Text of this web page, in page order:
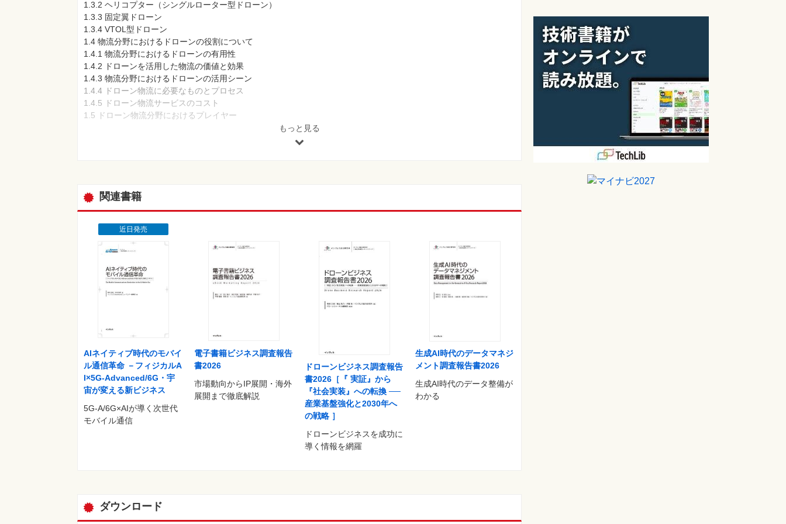
1.3.2 ヘリコプター（シングルローター型ドローン）
1.3.3 固定翼ドローン
1.3.4 VTOL型ドローン
1.4 物流分野におけるドローンの役割について
1.4.1 物流分野におけるドローンの有用性
1.4.2 ドローンを活用した物流の価値と効果
1.4.3 物流分野におけるドローンの活用シーン
1.4.4 ドローン物流に必要なものとプロセス
1.4.5 ドローン物流サービスのコスト
1.5 ドローン物流分野におけるプレイヤー
第2章 ドローン物流の現状と最新トピックス
2.1 日本初のレベル4飛行による荷物配送が実現 ドローン物流は次のステージへ
2.2 地球1周分のドローン航路実現を目指す政府方針
2.3 数々の物流プロジェクトで採用される ACSLの物流専用ドローン
2.4 五島列島で実装段階にある固定翼ドローン配送
2.5 物流分野で導入が始まったVTOL型ドローン
2.7 50kgの荷物をドローンが運ぶ ニーズの高まりを見せるドローンによる運搬
2.8 2022年12月5日から大きく変わった 航空法上のドローンに関する新しいルール
2.9 型式認証を視野に入れた機体開発に取り組む 国産ドローンメーカーの物流用途向け機体
2.1 レベル4飛行の広がりを見据えた 国や第三者の土地上空を飛行することの法的整理
2.12 新ルール施行でハードルが高くなったとされる レベル3飛行の許可・承認手続き
第3章 ドローン物流の課題と今後の展望
3.1 ドローン物流の課題
3.1.1 事業の課題
3.1.2 制度の課題
3.1.3 技術の課題
3.1.4 社会的課題
3.2 ドローン物流の展望
第5章 企業動向
5.1 ドローン物流分野の業界地図
もっと見る
関連書籍
近日発売
AIネイティブ時代のモバイ
ル通信革命 －フィジカルA
I×5G-Advanced/6G・宇
宙が変える新ビジネス
5G-A/6G×AIが導く次世代
モバイル通信
電子書籍ビジネス調査報告
書2026
市場動向からIP展開・海外
展開まで徹底解説
ドローンビジネス調査報告
書2026［『 実証』から
『社会実装』への転換 ──
産業基盤強化と2030年へ
の戦略 ］
ドローンビジネスを成功に
導く情報を網羅
生成AI時代のデータマネジ
メント調査報告書2026
生成AI時代のデータ整備が
わかる
ダウンロード